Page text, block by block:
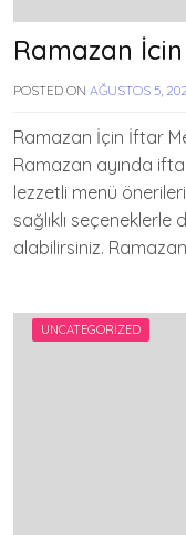
Ramazan
POSTED ON AĞUSTOS 5,
Ramazan İçin İftar
Ramazan ayında
lezzetli menü
sağlıklı
alabilirsiniz.
UNCATEGORIZED